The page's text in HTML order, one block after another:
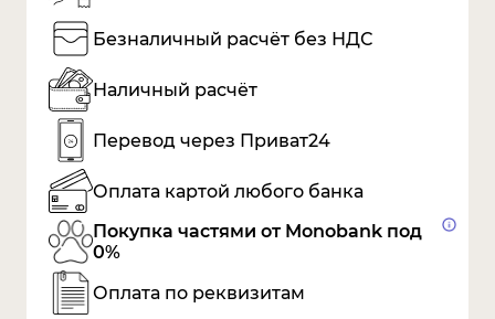
Безналичный расчёт без НДС
Наличный расчёт
Перевод через Приват24
Оплата картой любого банка
Покупка частями от Monobank под
0%
Оплата по реквизитам